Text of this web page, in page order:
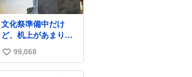
てもうろちょろしな
いしママが歩いたら
ピクミンみたいにﾄﾃﾄ
ﾃついてってるし逃走
しないし脱走しない
し逃げないし走ら文
文化祭準備中だけ
ど、机上があまりに
いじめっぽすぎる
い
い
99,068